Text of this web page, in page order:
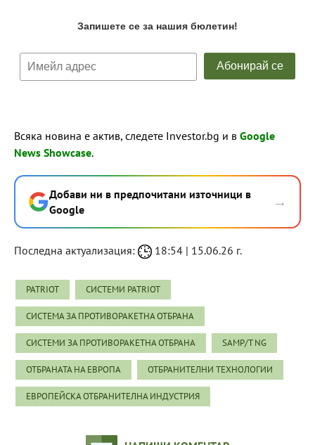
Всяка новина е актив, следете Investor.bg и в Google
News Showcase.
Добави ни в предпочитани източници в
Google
→
Последна актуализация: 18:54 | 15.06.26 г.
PATRIOT СИСТЕМИ PATRIOT
СИСТЕМА ЗА ПРОТИВОРАКЕТНА ОТБРАНА
СИСТЕМИ ЗА ПРОТИВОРАКЕТНА ОТБРАНА SAMP/T NG
ОТБРАНАТА НА ЕВРОПА ОТБРАНИТЕЛНИ ТЕХНОЛОГИИ
ЕВРОПЕЙСКА ОТБРАНИТЕЛНА ИНДУСТРИЯ